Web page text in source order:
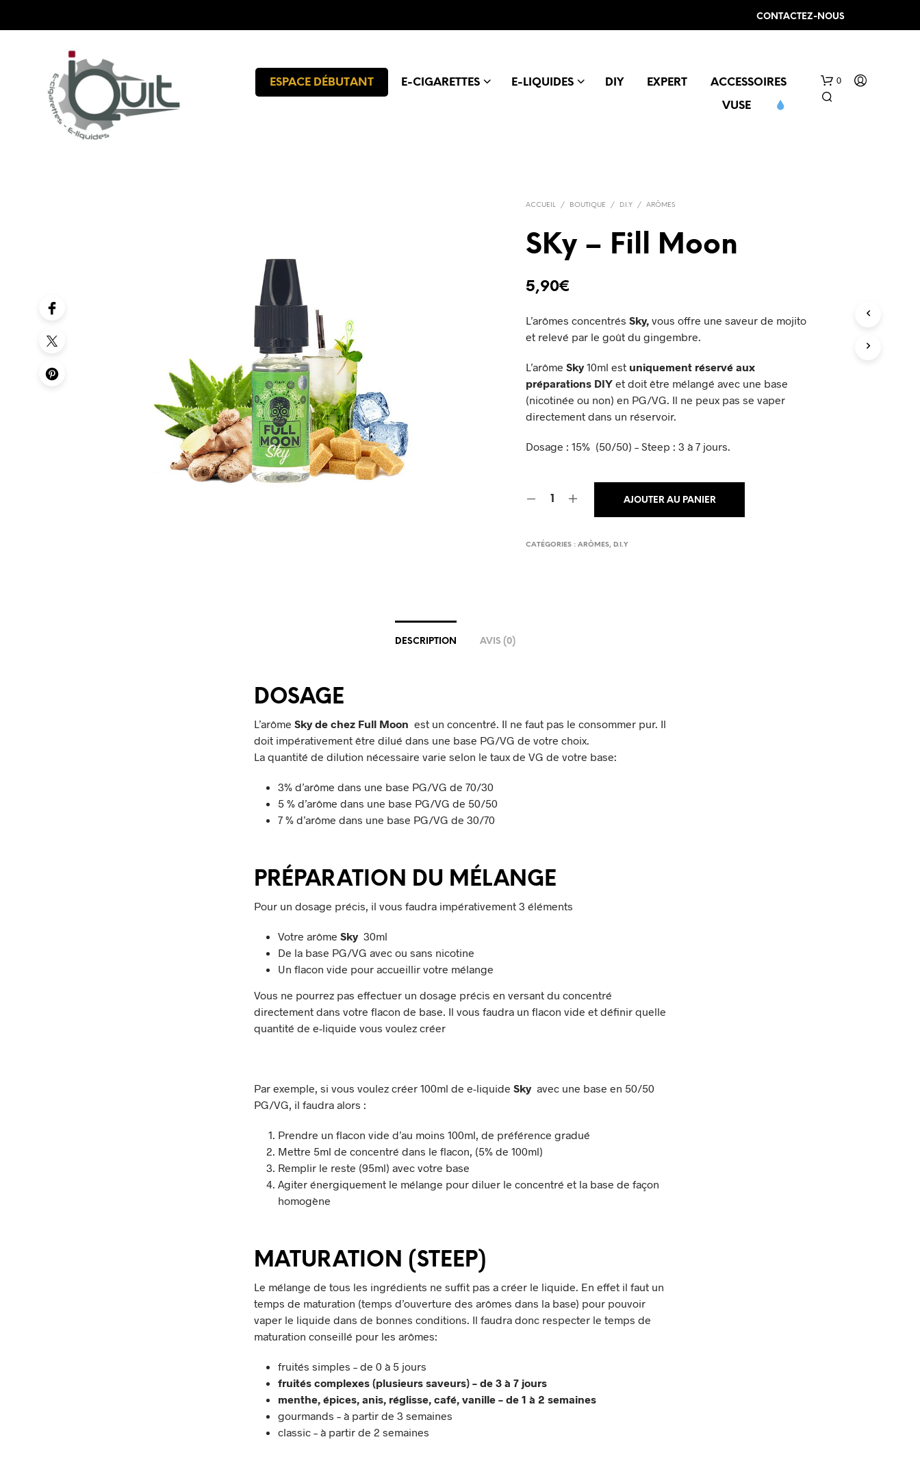
CONTACTEZ-NOUS
ESPACE DÉBUTANT E-CIGARETTES E-LIQUIDES DIY EXPERT
ACCESSOIRES
VUSE
0
ACCUEIL / BOUTIQUE / D.I.Y / ARÔMES
SKy – Fill Moon
5,90€
L’arômes concentrésSky, vous offre une saveur de mojito
et relevé par le goût du gingembre.
L’arômeSky10ml est uniquement réservé aux
préparations DIY et doit être mélangé avec une base
(nicotinée ou non) en PG/VG. Il ne peux pas se vaper
directement dans un réservoir.
Dosage : 15% (50/50) – Steep : 3 à 7 jours.
AJOUTER AU PANIER
CATÉGORIES :ARÔMES,D.I.Y
DESCRIPTION AVIS (0)
DOSAGE
L’arôme Sky de chez Full Moon est un concentré. Il ne faut pas le consommer pur. Il
doit impérativement être dilué dans une base PG/VG de votre choix.
La quantité de dilution nécessaire varie selon le taux de VG de votre base:
3% d’arôme dans une base PG/VG de 70/30
5 % d’arôme dans une base PG/VG de 50/50
7 % d’arôme dans une base PG/VG de 30/70
PRÉPARATION DU MÉLANGE
Pour un dosage précis, il vous faudra impérativement 3 éléments
Votre arôme Sky 30ml
De la base PG/VG avec ou sans nicotine
Un flacon vide pour accueillir votre mélange
Vous ne pourrez pas effectuer un dosage précis en versant du concentré
directement dans votre flacon de base. Il vous faudra un flacon vide et définir quelle
quantité de e-liquide vous voulez créer
Par exemple, si vous voulez créer 100ml de e-liquide Sky avec une base en 50/50
PG/VG, il faudra alors :
Prendre un flacon vide d’au moins 100ml, de préférence gradué
Mettre 5ml de concentré dans le flacon, (5% de 100ml)
Remplir le reste (95ml) avec votre base
Agiter énergiquement le mélange pour diluer le concentré et la base de façon
homogène
MATURATION (STEEP)
Le mélange de tous les ingrédients ne suffit pas a créer le liquide. En effet il faut un
temps de maturation (temps d’ouverture des arômes dans la base) pour pouvoir
vaper le liquide dans de bonnes conditions. Il faudra donc respecter le temps de
maturation conseillé pour les arômes:
fruités simples – de 0 à 5 jours
fruités complexes (plusieurs saveurs) – de 3 à 7 jours
menthe, épices, anis, réglisse, café, vanille – de 1 à 2 semaines
gourmands – à partir de 3 semaines
classic – à partir de 2 semaines